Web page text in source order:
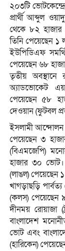
২০৩টি
প্রার্থী আব্দুল
থেকে ৮২ হাজার
তিনি পেয়েছেন ১
ইউপিডিএফ
পেয়েছেন ৬৮
তৃতীয় অবস্থানে
অ্যাডভোকেট
পেয়েছেন ৫৮
দেওয়ান (ফুটবল
ইসলামী আন্দোলন
পেয়েছেন ৩
(বিএমজেপি)
হাজার ৩০ ভোট।
(লাঙল) পেয়েছেন
খাগড়াছড়ি
(কলস) পেয়েছেন
দীনময় রোয়াজা
বাংলাদেশ
ভোট এবং
(হারিকেন)